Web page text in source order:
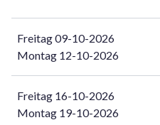
Gartenmöbeln ausgestattet
Sonnenschirm, der ideal für
auch einen Schuppen, in dem
werden können.
Freitag 09-10-2026
Montag 12-10-2026
Freitag 16-10-2026
Montag 19-10-2026